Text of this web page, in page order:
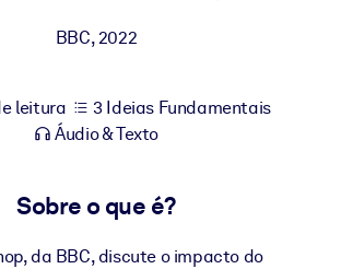
BBC,2022
leitura
3 Ideias Fundamentais
Áudio & Texto
Sobre o que é?
da BBC, discute o impacto do